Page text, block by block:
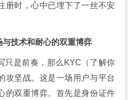
册时，心中已埋下了一丝不安
技术和耐心的双重博弈
只是前奏，那么KYC（了解你
攻坚战。这是一场用户与平台
的双重博弈。首先是身份证件